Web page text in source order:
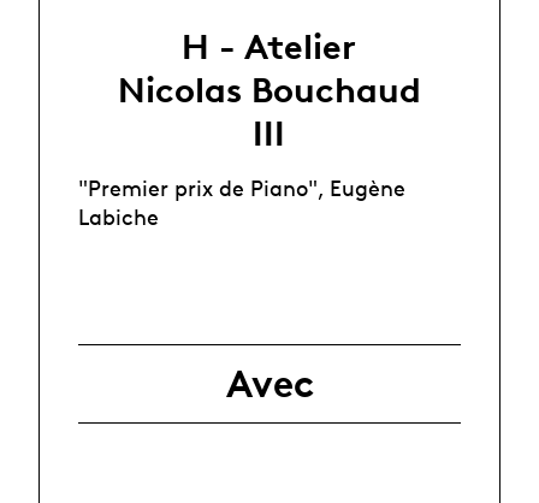
H - Atelier
Nicolas Bouchaud
III
"Premier prix de Piano", Eugène
Labiche
Avec